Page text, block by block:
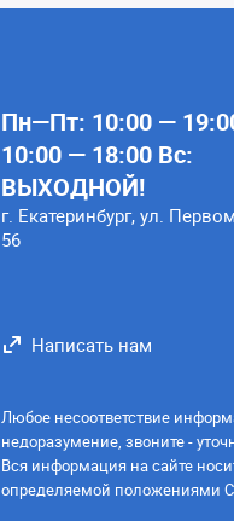
Пн—Пт: 10:00 —
10:00 — 18:00 Вс:
ВЫХОДНОЙ!
г. Екатеринбург, ул.
56
Написать нам
Любое несоответствие
недоразумение, звоните -
Вся информация на сайте
определяемой положениями